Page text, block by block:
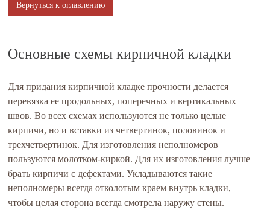
Вернуться к оглавлению
Основные схемы кирпичной кладки
Для придания кирпичной кладке прочности делается
перевязка ее продольных, поперечных и вертикальных
швов. Во всех схемах используются не только целые
кирпичи, но и вставки из четвертинок, половинок и
трехчетвертинок. Для изготовления неполномеров
пользуются молотком-киркой. Для их изготовления лучше
брать кирпичи с дефектами. Укладываются такие
неполномеры всегда отколотым краем внутрь кладки,
чтобы целая сторона всегда смотрела наружу стены.